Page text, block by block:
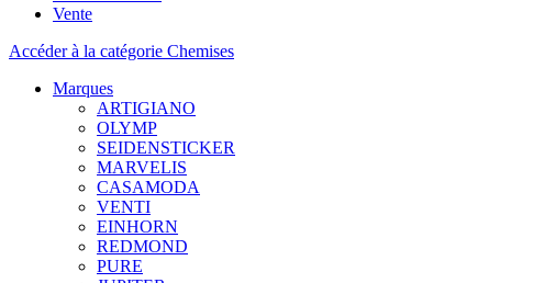
Vente
Accéder à la catégorie Chemises
Marques
ARTIGIANO
OLYMP
SEIDENSTICKER
MARVELIS
CASAMODA
VENTI
EINHORN
REDMOND
PURE